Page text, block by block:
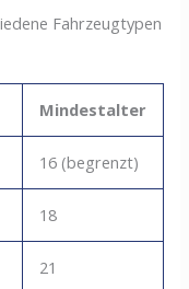
Fahrzeugtypen
Mindestalter
16 (begrenzt)
18
21